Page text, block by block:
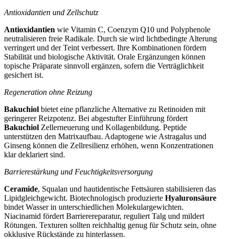
Antioxidantien und Zellschutz
Antioxidantien wie Vitamin C, Coenzym Q10 und Polyphenole
neutralisieren freie Radikale. Durch sie wird lichtbedingte Alterung
verringert und der Teint verbessert. Ihre Kombinationen fördern
Stabilität und biologische Aktivität. Orale Ergänzungen können
topische Präparate sinnvoll ergänzen, sofern die Verträglichkeit
gesichert ist.
Regeneration ohne Reizung
Bakuchiol bietet eine pflanzliche Alternative zu Retinoiden mit
geringerer Reizpotenz. Bei abgestufter Einführung fördert
Bakuchiol Zellerneuerung und Kollagenbildung. Peptide
unterstützen den Matrixaufbau. Adaptogene wie Astragalus und
Ginseng können die Zellresilienz erhöhen, wenn Konzentrationen
klar deklariert sind.
Barrierestärkung und Feuchtigkeitsversorgung
Ceramide, Squalan und hautidentische Fettsäuren stabilisieren das
Lipidgleichgewicht. Biotechnologisch produzierte Hyaluronsäure
bindet Wasser in unterschiedlichen Molekulargewichten.
Niacinamid fördert Barrierereparatur, reguliert Talg und mildert
Rötungen. Texturen sollten reichhaltig genug für Schutz sein, ohne
okklusive Rückstände zu hinterlassen.